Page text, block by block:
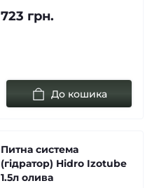
723 грн.
До кошика
Питна система
(гідратор) Hidro Izotube
1.5л олива